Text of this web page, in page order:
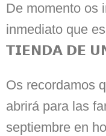
De momento os
inmediato que
𝗧𝗜𝗘𝗡𝗗𝗔 𝗗𝗘
Os recordamos
abrirá para las
septiembre en